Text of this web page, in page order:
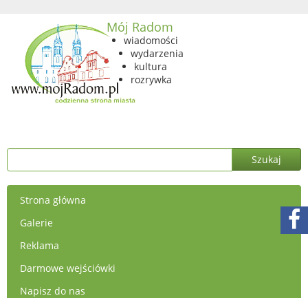
Mój Radom
wiadomości
wydarzenia
kultura
rozrywka
Strona główna
Galerie
Reklama
Darmowe wejściówki
Napisz do nas